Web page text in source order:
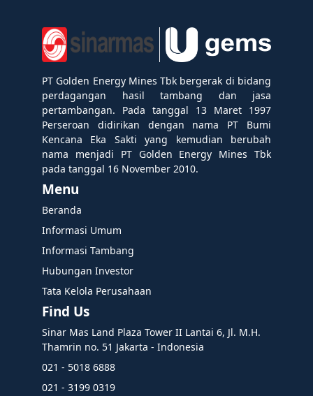
PT Golden Energy Mines Tbk bergerak di bidang
perdagangan hasil tambang dan jasa
pertambangan. Pada tanggal 13 Maret 1997
Perseroan didirikan dengan nama PT Bumi
Kencana Eka Sakti yang kemudian berubah
nama menjadi PT Golden Energy Mines Tbk
pada tanggal 16 November 2010.
Menu
Beranda
Informasi Umum
Informasi Tambang
Hubungan Investor
Tata Kelola Perusahaan
Find Us
Sinar Mas Land Plaza Tower II Lantai 6, Jl. M.H.
Thamrin no. 51 Jakarta - Indonesia
021 - 5018 6888
021 - 3199 0319